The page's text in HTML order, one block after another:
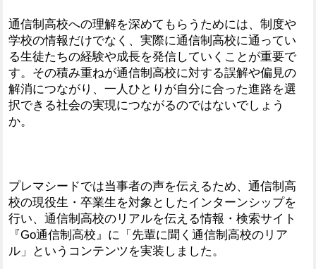
通信制高校への理解を深めてもらうためには、制度や
学校の情報だけでなく、実際に通信制高校に通ってい
る生徒たちの経験や成長を発信していくことが重要で
す。その積み重ねが通信制高校に対する誤解や偏見の
解消につながり、一人ひとりが自分に合った進路を選
択できる社会の実現につながるのではないでしょう
か。
プレマシードでは当事者の声を伝えるため、通信制高
校の現役生・卒業生を対象としたインターンシップを
行い、通信制高校のリアルを伝える情報・検索サイト
『Go通信制高校』に「先輩に聞く通信制高校のリア
ル」というコンテンツを実装しました。